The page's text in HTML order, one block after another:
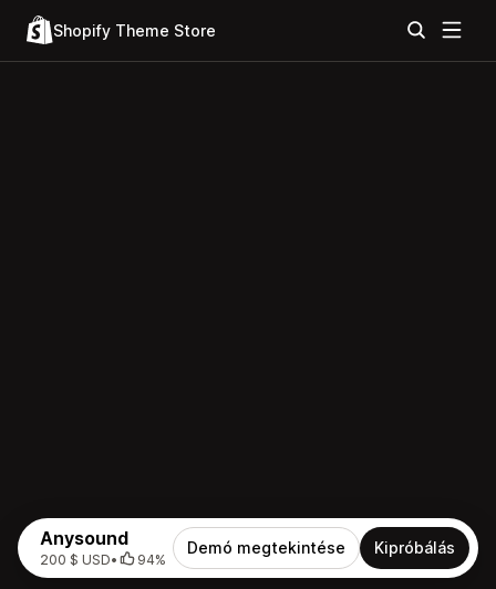
Shopify Theme Store
Anysound
200 $ USD• 94%
Demó megtekintése Kipróbálás